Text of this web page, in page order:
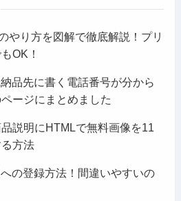
やり方を図解で徹底解説！プリ
OK！
品先に書く電話番号が分から
ージにまとめました
説明にHTMLで無料画像を11
方法
の登録方法！間違いやすいの